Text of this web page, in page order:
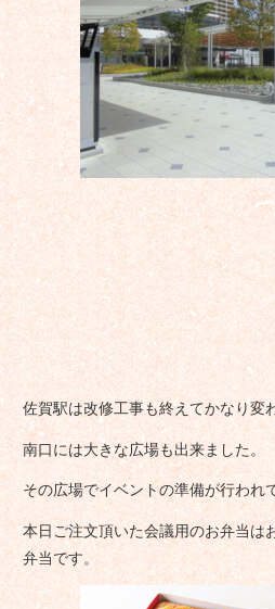
佐賀駅は改修工事も終えてかなり変
南口には大きな広場も出来ました。
その広場でイベントの準備が行われ
本日ご注文頂いた会議用のお弁当は
弁当です。